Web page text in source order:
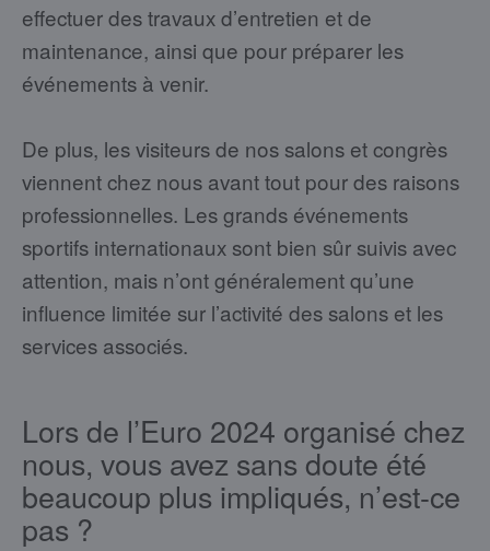
effectuer des travaux d’entretien et de
maintenance, ainsi que pour préparer les
événements à venir.
De plus, les visiteurs de nos salons et congrès
viennent chez nous avant tout pour des raisons
professionnelles. Les grands événements
sportifs internationaux sont bien sûr suivis avec
attention, mais n’ont généralement qu’une
influence limitée sur l’activité des salons et les
services associés.
Lors de l’Euro 2024 organisé chez
nous, vous avez sans doute été
beaucoup plus impliqués, n’est-ce
pas ?